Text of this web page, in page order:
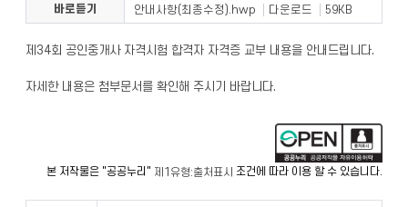
안내사항(최종수정).hwp
다운로드 59KB
바로듣기
제34회 공인중개사 자격시험 합격자 자격증 교부 내용을 안내드립니다.
자세한 내용은 첨부문서를 확인해 주시기 바랍니다.
본 저작물은 "공공누리" 제1유형:출처표시 조건에 따라 이용 할 수 있습니다.